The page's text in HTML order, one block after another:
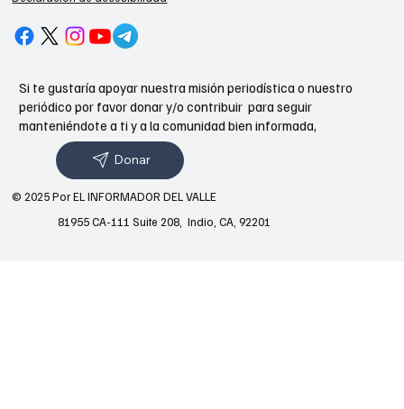
Si te gustaría apoyar nuestra misión periodística o nuestro
periódico por favor donar y/o contribuir para seguir
manteniéndote a ti y a la comunidad bien informada,
Donar
81955 CA-111 Suite 208, Indio, CA, 92201
© 2025 Por EL INFORMADOR DEL VALLE